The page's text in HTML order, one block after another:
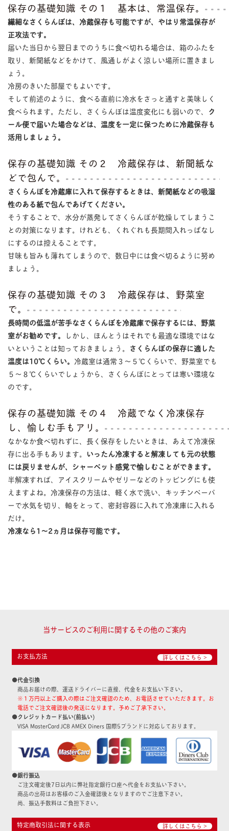
保存の基礎知識 その１ 基本は、常温保存。
繊細なさくらんぼは、冷蔵保存も可能ですが、やはり常温保存が
正攻法です。
届いた当日から翌日までのうちに食べ切れる場合は、箱のふたを
取り、新聞紙などをかけて、風通しがよく涼しい場所に置きまし
ょう。
冷房のきいた部屋でもよいです。
そして前述のように、食べる直前に冷水をさっと通すと美味しく
食べられます。ただし、さくらんぼは温度変化にも弱いので、 ク
ール便で届いた場合などは、温度を一定に保つために冷蔵保存も
活用しましょう。
保存の基礎知識 その２ 冷蔵保存は、新聞紙な
どで包んで。
さくらんぼを冷蔵庫に入れて保存するときは、新聞紙などの吸湿
性のある紙で包んであげてください。
そうすることで、水分が蒸発してさくらんぼが乾燥してしまうこ
との対策になります。けれども、くれぐれも長期間入れっぱなし
にするのは控えることです。
甘味も旨みも薄れてしまうので、数日中には食べ切るように努め
ましょう。
保存の基礎知識 その３ 冷蔵保存は、野菜室
で。
長時間の低温が苦手なさくらんぼを冷蔵庫で保存するには、野菜
室がお勧めです。
しかし、ほんとうはそれでも最適な環境ではな
いということは知っておきましょう。 さくらんぼの保存に適した
温度は10℃くらい。 冷蔵室は通常３〜５℃くらいで、野菜室でも
５〜８℃くらいでしょうから、さくらんぼにとっては寒い環境な
のです。
保存の基礎知識 その４ 冷蔵でなく冷凍保存
し、愉しむ手もアリ。
なかなか食べ切れずに、長く保存をしたいときは、あえて冷凍保
存に出る手もあります。 いったん冷凍すると解凍しても元の状態
には戻りませんが、シャーベット感覚で愉しむことができます。
半解凍すれば、アイスクリームやゼリーなどのトッピングにも使
えますよね。冷凍保存の方法は、軽く水で洗い、キッチンペーパ
ーで水気を切り、軸をとって、密封容器に入れて冷凍庫に入れる
だけ。
冷凍なら1〜2ヵ月は保存可能です。
当サービスのご利用に関するその他のご案内
お支払方法 詳しくはこちら >
●代金引換
商品お届けの際、運送ドライバーに直接、代金をお支払い下さい。
※１万円以上ご購入の際はご注文確認のため、お電話させていただきます。お
電話でご注文確認後の発送になります。予めご了承下さい。
●クレジットカード払い(前払い)
VISA MasterCard JCB AMEX Diners 国際5ブランドに対応しております。
●銀行振込
ご注文確定後7日以内に弊社指定銀行口座へ代金をお支払い下さい。
商品の出荷はお客様のご入金確認後となりますのでご注意下さい。
尚、振込手数料はご負担下さい。
特定商取引法に関する表示 詳しくはこちら >